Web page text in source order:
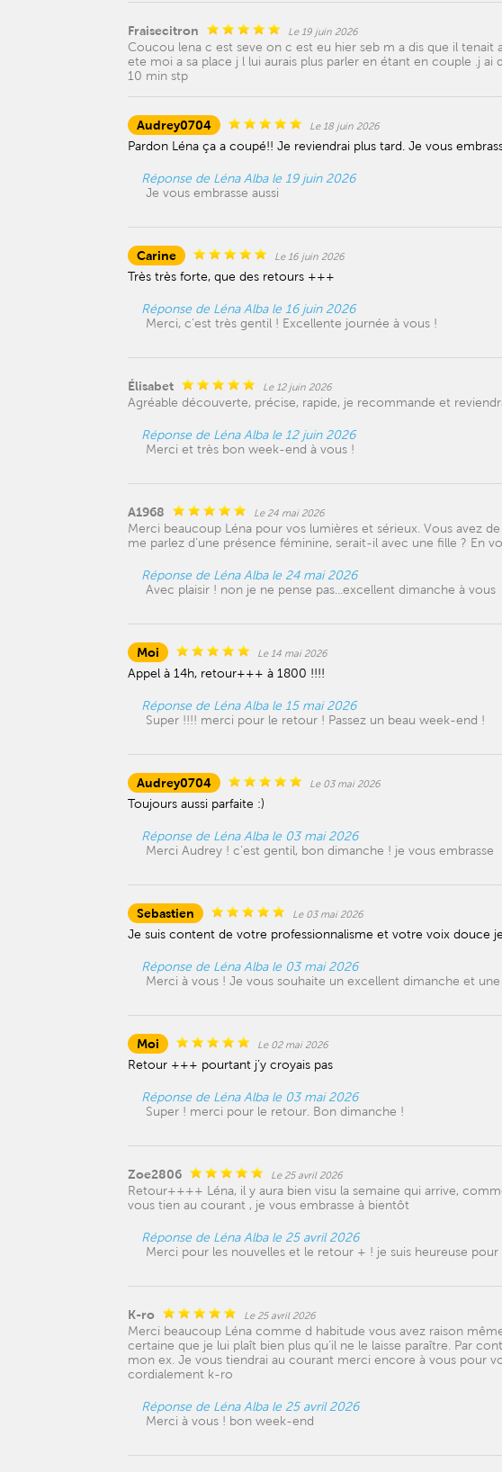
Fraisecitron Le 19 juin 2026
Coucou lena c est seve on c est eu hier seb m a dis que il
ete moi a sa place j l lui aurais plus parler en étant en couple .j ai
10 min stp
Audrey0704 Le 18 juin 2026
Pardon Léna ça a coupé!! Je reviendrai plus tard. Je vous
Réponse de Léna Alba le 19 juin 2026
Je vous embrasse aussi
Carine Le 16 juin 2026
Très très forte, que des retours +++
Réponse de Léna Alba le 16 juin 2026
Merci, c'est très gentil ! Excellente journée à vous !
Élisabet Le 12 juin 2026
Agréable découverte, précise, rapide, je recommande et
Réponse de Léna Alba le 12 juin 2026
Merci et très bon week-end à vous !
A1968 Le 24 mai 2026
Merci beaucoup Léna pour vos lumières et sérieux. Vous avez
me parlez d’une présence féminine, serait-il avec une fille ? En
Réponse de Léna Alba le 24 mai 2026
Avec plaisir ! non je ne pense pas...excellent dimanche à vous
Moi Le 14 mai 2026
Appel à 14h, retour+++ à 1800 !!!!
Réponse de Léna Alba le 15 mai 2026
Super !!!! merci pour le retour ! Passez un beau week-end !
Audrey0704 Le 03 mai 2026
Toujours aussi parfaite :)
Réponse de Léna Alba le 03 mai 2026
Merci Audrey ! c'est gentil, bon dimanche ! je vous embrasse
Sebastien Le 03 mai 2026
Je suis content de votre professionnalisme et votre voix douce
Réponse de Léna Alba le 03 mai 2026
Merci à vous ! Je vous souhaite un excellent dimanche et
Moi Le 02 mai 2026
Retour +++ pourtant j’y croyais pas
Réponse de Léna Alba le 03 mai 2026
Super ! merci pour le retour. Bon dimanche !
Zoe2806 Le 25 avril 2026
Retour++++ Léna, il y aura bien visu la semaine qui arrive,
vous tien au courant , je vous embrasse à bientôt
Réponse de Léna Alba le 25 avril 2026
Merci pour les nouvelles et le retour + ! je suis heureuse
K-ro Le 25 avril 2026
Merci beaucoup Léna comme d habitude vous avez raison
certaine que je lui plaît bien plus qu’il ne le laisse paraître. Par
mon ex. Je vous tiendrai au courant merci encore à vous pour
cordialement k-ro
Réponse de Léna Alba le 25 avril 2026
Merci à vous ! bon week-end